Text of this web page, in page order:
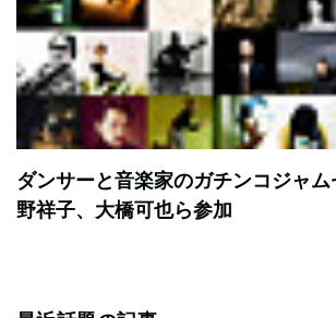
ダンサーと音楽家のガチンコジャ
野祥子、大橋可也ら参加